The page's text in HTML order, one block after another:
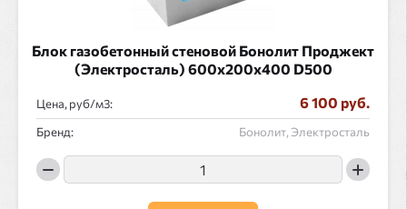
Блок газобетонный стеновой Бонолит Проджект
(Электросталь) 600x200x400 D500
Цена, руб/ : 6 100 руб.
Бренд: Бонолит, Электросталь